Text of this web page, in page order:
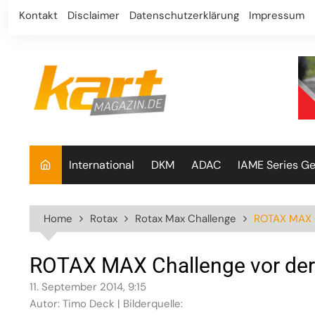
Skip
Kontakt Disclaimer Datenschutzerklärung Impressum
International DKM ADAC IAME Series
Home Rotax Rotax Max Challenge ROTAX
ROTAX MAX Challenge vor
11. September 2014, 9:15
Autor: Timo Deck | Bilderquelle: